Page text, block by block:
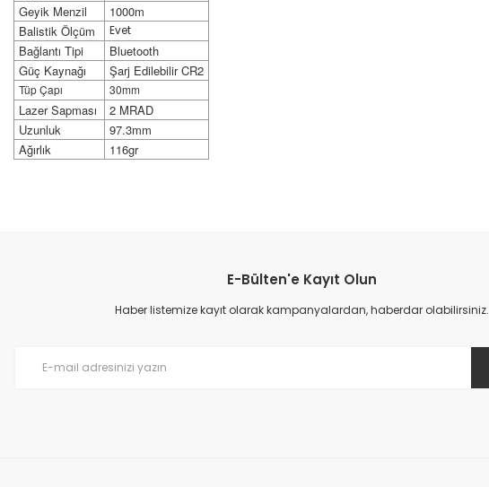
Geyik Menzil
1000m
Balistik Ölçüm
Evet
Bağlantı Tipi
Bluetooth
Güç Kaynağı
Şarj Edilebilir CR2
Tüp Çapı 30mm
Lazer Sapması
2 MRAD
Uzunluk
97.3mm
Ağırlık
116gr
Ürün resmi kalitesiz, bozuk veya görüntülenemiyor.
Ürün açıklamasında eksik bilgiler bulunuyor.
E-Bülten'e Kayıt Olun
Haber listemize kayıt olarak kampanyalardan, haberdar olabilirsiniz.